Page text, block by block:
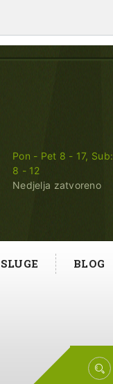
Pon - Pet 8 - 17, Sub:
8 - 12
Nedjelja zatvoreno
BLOG